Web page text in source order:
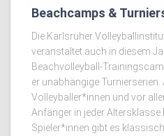
Beachcamps &
Die Karlsruher
veranstaltet auch in diesem
Beachvolleyball-
er unabhängige
Volleyballer*innen und vor
Anfänger in jeder
Spieler*innen gibt es